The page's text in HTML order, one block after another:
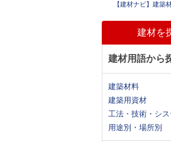
【建材ナビ】建築
建材を
建材用語から
建築材料
建築用資材
工法・技術・シス
用途別・場所別